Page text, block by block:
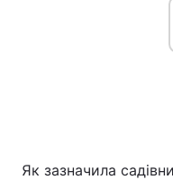
Як зазначила